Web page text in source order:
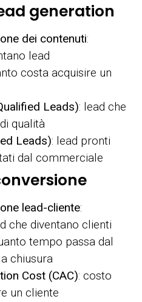
generation
dei contenuti:
lead
costa acquisire un
Leads): lead che
qualità
Leads): lead pronti
dal commerciale
lead-cliente:
che diventano clienti
tempo passa dal
chiusura
Cost (CAC): costo
un cliente